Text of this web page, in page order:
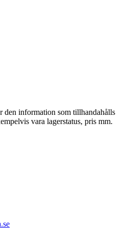
den information som tillhandahålls
vara lagerstatus, pris mm.